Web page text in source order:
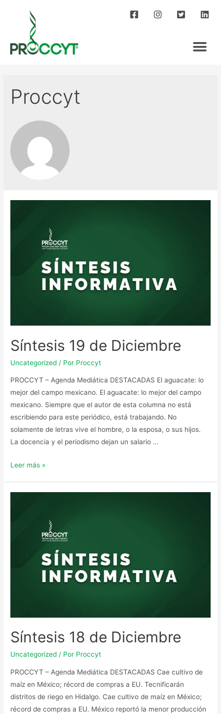
Proccyt
Síntesis 19 de Diciembre
Uncategorized / Por Proccyt
PROCCYT – Agenda Mediática DESTACADAS El aguacate: lo
mejor del campo mexicano. El aguacate: lo mejor del campo
mexicano. Siempre que el autor de esta columna no está
escribiendo para este periódico, está trabajando. No
solamente de letras vive el hombre, o la esposa, o sus hijos.
La docencia y el periodismo dejan un salario …
Leer más »
Síntesis 18 de Diciembre
Uncategorized / Por Proccyt
PROCCYT – Agenda Mediática DESTACADAS Cae cultivo de
maíz en México; récord de compras a EU. Tecnificarán
distritos de riego en Hidalgo. Cae cultivo de maíz en México;
récord de compras a EU. México reportó la menor producción